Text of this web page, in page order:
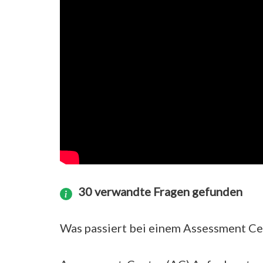
30 verwandte Fragen gefunden
Was passiert bei einem Assessment